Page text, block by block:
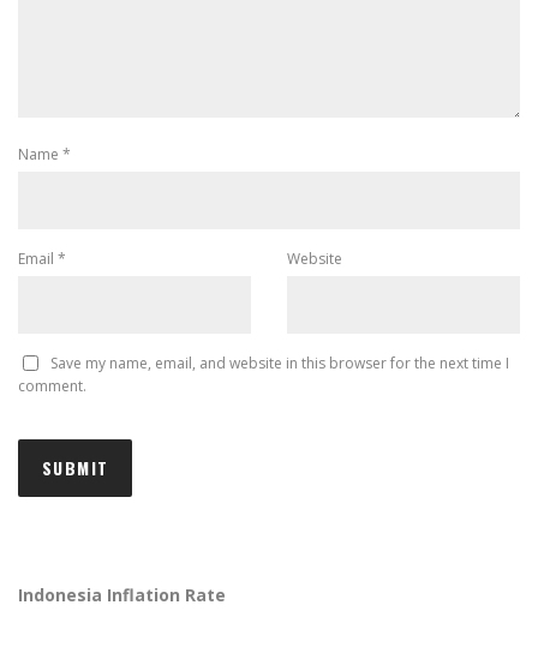
Name *
Email * Website
Save my name, email, and website in this browser for the next time I
comment.
Indonesia Inflation Rate